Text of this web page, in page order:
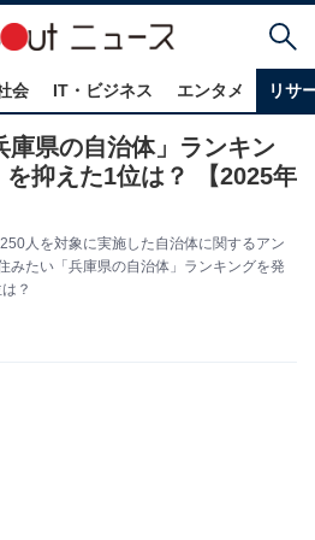
会 IT・ビジネス エンタメ リサ
庫県の自治体」ランキン
抑えた1位は？ 【2025年
人を対象に実施した自治体に関するアン
みたい「兵庫県の自治体」ランキングを発
？